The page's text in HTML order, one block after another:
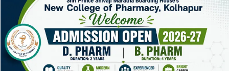
которые могут помочь при использовании кракен
даркнета:
Ссылка Описание Статус
http://kraken.onion/
Главная
Актуально